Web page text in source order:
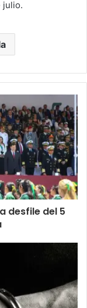
julio.
desfile del 5